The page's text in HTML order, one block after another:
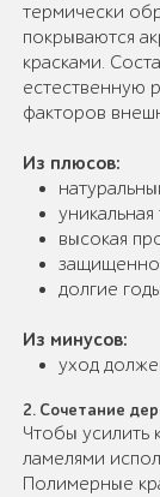
термически
покрываются
красками.
естественную
факторов
Из плюсов:
уникальная
высокая
долгие
Из минусов:
уход
2. Сочетание
Чтобы усилить
ламелями
Полимерные